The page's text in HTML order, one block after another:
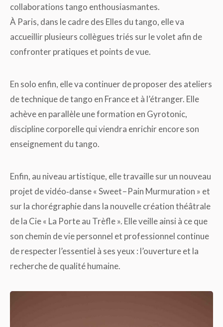
collaborations tango enthousiasmantes.
À Paris, dans le cadre des Elles du tango, elle va
accueillir plusieurs collègues triés sur le volet afin de
confronter pratiques et points de vue.
En solo enfin, elle va continuer de proposer des ateliers
de technique de tango en France et à l’étranger. Elle
achève en parallèle une formation en Gyrotonic,
discipline corporelle qui viendra enrichir encore son
enseignement du tango.
Enfin, au niveau artistique, elle travaille sur un nouveau
projet de vidéo‑danse « Sweet – Pain Murmuration » et
sur la chorégraphie dans la nouvelle création théâtrale
de la Cie « La Porte au Trèfle ». Elle veille ainsi à ce que
son chemin de vie personnel et professionnel continue
de respecter l’essentiel à ses yeux : l’ouverture et la
recherche de qualité humaine.